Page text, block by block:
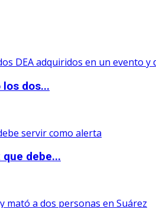
los dos...
debe...